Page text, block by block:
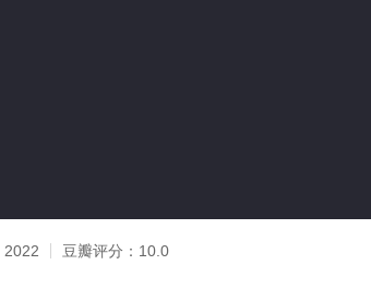
2022 豆瓣评分： 10.0